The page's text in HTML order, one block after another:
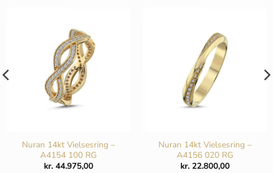
Nuran 14kt Vielsesring –
A4154 100 RG
kr.44.975,00
Nuran 14kt Vielsesring –
A4156 020 RG
kr.22.800,00